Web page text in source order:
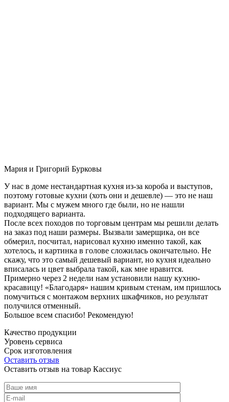
Мария и Григорий Бурковы
У нас в доме нестандартная кухня из-за короба и выступов,
поэтому готовые кухни (хоть они и дешевле) — это не наш
вариант. Мы с мужем много где были, но не нашли
подходящего варианта.
После всех походов по торговым центрам мы решили делать
на заказ под наши размеры. Вызвали замерщика, он все
обмерил, посчитал, нарисовал кухню именно такой, как
хотелось, и картинка в голове сложилась окончательно. Не
скажу, что это самый дешевый вариант, но кухня идеально
вписалась и цвет выбрала такой, как мне нравится.
Примерно через 2 недели нам установили нашу кухню-
красавицу! «Благодаря» нашим кривым стенам, им пришлось
помучиться с монтажом верхних шкафчиков, но результат
получился отменный.
Большое всем спасибо! Рекомендую!
Качество продукции
Уровень сервиса
Срок изготовления
Оставить отзыв
Оставить отзыв на товар Кассиус